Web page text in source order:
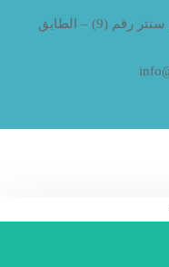
عمان – شارع ابن خلدون عمارة الزين سنتر رقم (9) – الطابق